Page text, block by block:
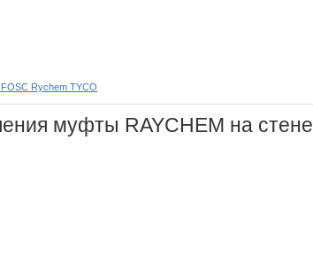
Rychem TYCO
муфты RAYCHEM на стене